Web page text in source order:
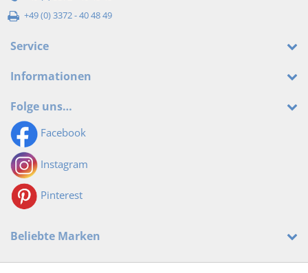
+49 (0) 3372 - 40 48 49
Service
Informationen
Folge uns…
Facebook
Instagram
Pinterest
Beliebte Marken